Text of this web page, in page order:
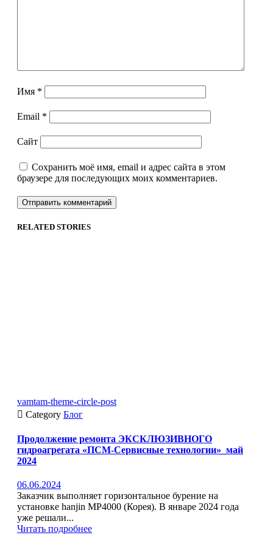
Имя *
Email *
Сайт
Сохранить моё имя, email и адрес сайта в этом
браузере для последующих моих комментариев.
RELATED STORIES
vamtam-theme-circle-post
 Category Блог
Продолжение ремонта ЭКСКЛЮЗИВНОГО
гидроагрегата «ПСМ-Сервисные технологии»_май
2024
06.06.2024
Заказчик выполняет горизонтальное бурение на
установке hanjin MP4000 (Корея). В январе 2024 года
уже решали...
Читать подробнее